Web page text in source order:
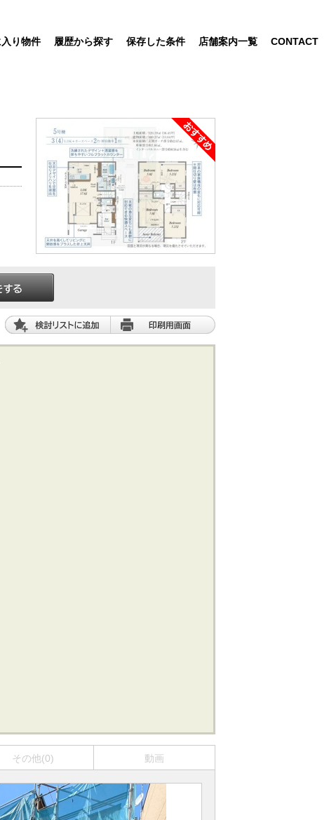
り物件 履歴から探す 保存した条件 店舗案内一覧 CONTACT
その他(0) 動画